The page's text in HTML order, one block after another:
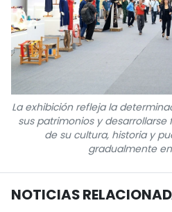
La exhibición refleja la
sus patrimonios y
de su cultura, historia y
gradualmente
NOTICIAS